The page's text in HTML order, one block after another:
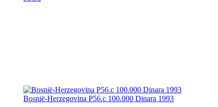
Bosnië-Herzegovina P56.c 100.000 Dinara 1993